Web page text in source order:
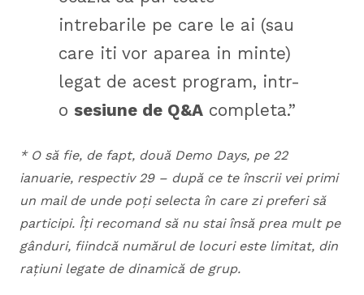
intrebarile pe care le ai (sau
care iti vor aparea in minte)
legat de acest program, intr-
o sesiune de Q&A completa.”
* O să fie, de fapt, două Demo Days, pe 22
ianuarie, respectiv 29 – după ce te înscrii vei primi
un mail de unde poți selecta în care zi preferi să
participi. Îți recomand să nu stai însă prea mult pe
gânduri, fiindcă numărul de locuri este limitat, din
rațiuni legate de dinamică de grup.